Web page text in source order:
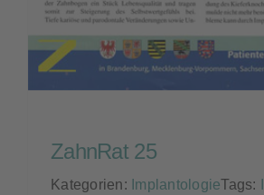
ZahnRat 25
Kategorien: ImplantologieTags: